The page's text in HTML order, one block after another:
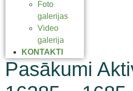
Foto
galerijas
Video
galerija
KONTAKTI
Pasākumi